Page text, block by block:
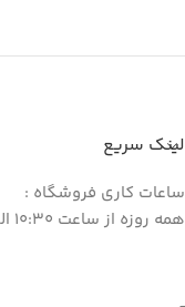
لینک سریع
ساعات کاری فروشگاه :
همه روزه از ساعت 10:30 الی 21:30